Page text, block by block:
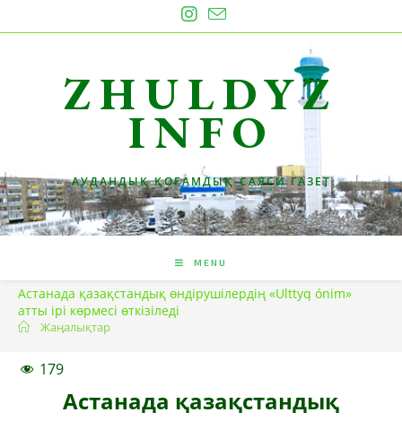
to
ZHULDYZ
INFO
АУДАНДЫҚ ҚОҒАМДЫҚ-САЯСИ ГАЗЕТ
MENU
Астанада қазақстандық өндірушілердің «Ulttyq ónim»
атты ірі көрмесі өткізіледі
Жаңалықтар
179
Астанада қазақстандық